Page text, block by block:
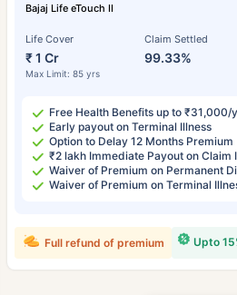
Bajaj Life eTouch II
Life Cover
₹ 1 Cr
Max Limit: 85 yrs
Claim Settled
99.33%
Free Health Benefits up to ₹31,000/
Early payout on Terminal Illness
Option to Delay 12 Months Premium
₹2 lakh Immediate Payout on Claim
Waiver of Premium on Permanent
Waiver of Premium on Terminal
Upto
Full refund of premium